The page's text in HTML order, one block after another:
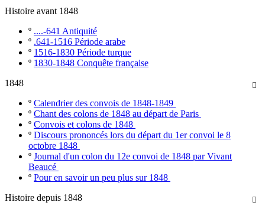
Histoire avant 1848
º ....-641 Antiquité
º .641-1516 Période arabe
º 1516-1830 Période turque
º 1830-1848 Conquête française

1848
º Calendrier des convois de 1848-1849
º Chant des colons de 1848 au départ de Paris
º Convois et colons de 1848
º Discours prononcés lors du départ du 1er convoi le 8
octobre 1848
º Journal d'un colon du 12e convoi de 1848 par Vivant
Beaucé
º Pour en savoir un peu plus sur 1848

Histoire depuis 1848